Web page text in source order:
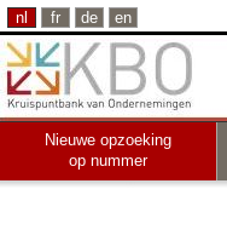
nl fr de en
Nieuwe opzoeking
op nummer